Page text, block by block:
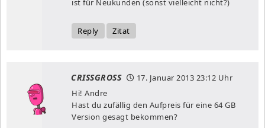
ist für Neukunden (sonst vielleicht nicht?)
Reply Zitat
CRISSGROSS 17. Januar 2013 23:12 Uhr
Hi! Andre
Hast du zufällig den Aufpreis für eine 64 GB
Version gesagt bekommen?